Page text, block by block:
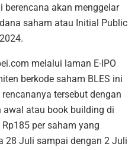
berencana akan menggelar
saham atau Initial Public
melalui laman E-IPO
berkode saham BLES ini
tersebut dengan
awal atau book building di
per saham yang
28 Juli sampai dengan 2 Juli